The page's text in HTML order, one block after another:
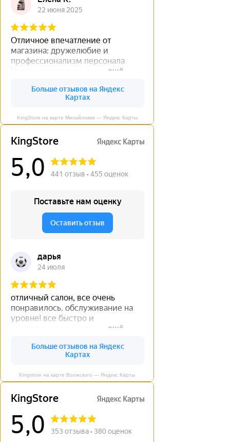
KingStore на карте Михайловки — Яндекс Карты
Kingstore на карте Волжского — Яндекс Карты